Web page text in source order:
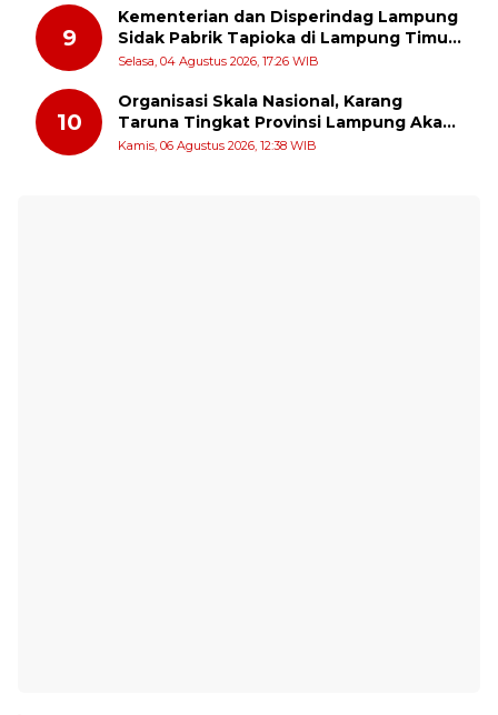
9
Kementerian dan Disperindag Lampung
Sidak Pabrik Tapioka di Lampung Timur,
PPUKI Apresiasi Langkah Pengawasan
Selasa, 04 Agustus 2026, 17:26 WIB
10
Organisasi Skala Nasional, Karang
Taruna Tingkat Provinsi Lampung Akan
Melakukan Temu Karya pada tanggal 7
Kamis, 06 Agustus 2026, 12:38 WIB